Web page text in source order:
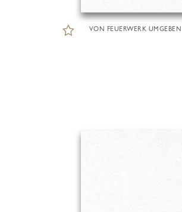
VON FEUERWERK UMGEBEN